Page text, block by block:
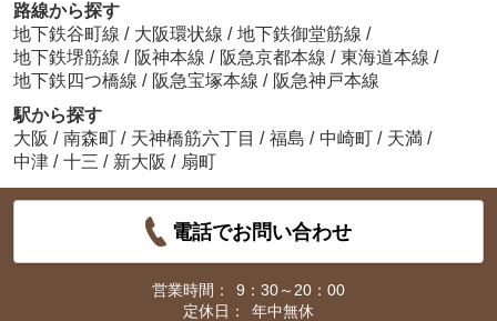
路線から探す
地下鉄谷町線 / 大阪環状線 / 地下鉄御堂筋線 /
地下鉄堺筋線 / 阪神本線 / 阪急京都本線 / 東海道本線 /
地下鉄四つ橋線 / 阪急宝塚本線 / 阪急神戸本線
駅から探す
大阪 / 南森町 / 天神橋筋六丁目 / 福島 / 中崎町 / 天満 /
中津 / 十三 / 新大阪 / 扇町
電話でお問い合わせ
営業時間：
9：30～20：00
定休日：
年中無休